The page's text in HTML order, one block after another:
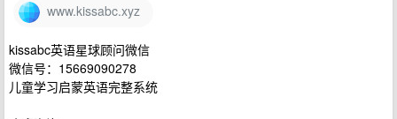
www.kissabc.xyz
kissabc英语星球顾问微信
微信号：15669090278
儿童学习启蒙英语完整系统